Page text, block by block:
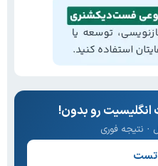
رو بدون!
تست